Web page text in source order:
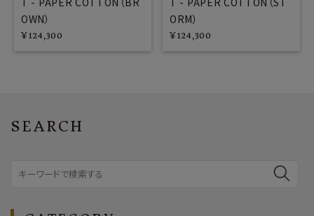
OWN）
¥124,300
ORM）
¥124,300
SEARCH